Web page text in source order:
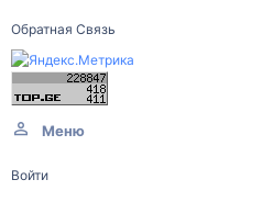
Обратная Связь
Меню
Войти